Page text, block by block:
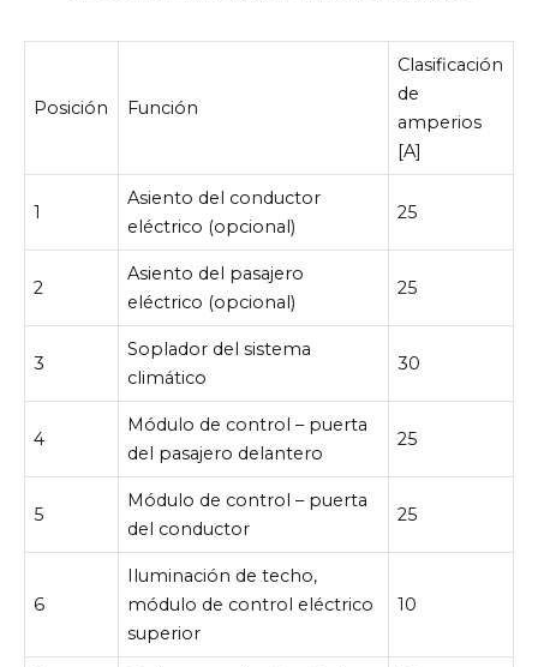
Posición Función
Clasificación
de
amperios
[A]
1
Asiento del conductor
eléctrico (opcional)
25
2
Asiento del pasajero
eléctrico (opcional)
25
3
Soplador del sistema
climático
30
4
Módulo de control – puerta
del pasajero delantero
25
5
Módulo de control – puerta
del conductor
25
6
Iluminación de techo,
módulo de control eléctrico
superior
10